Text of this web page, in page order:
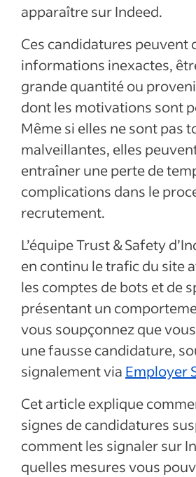
apparaître sur Indeed.
Ces candidatures peuvent
informations inexactes,
grande quantité ou
dont les motivations sont
Même si elles ne sont pas
malveillantes, elles
entraîner une perte de
complications dans le
recrutement.
L’équipe Trust & Safety
en continu le trafic du site
les comptes de bots et de
présentant un
vous soupçonnez que
une fausse candidature,
signalement via Employer
Cet article explique
signes de candidatures
comment les signaler sur
quelles mesures vous